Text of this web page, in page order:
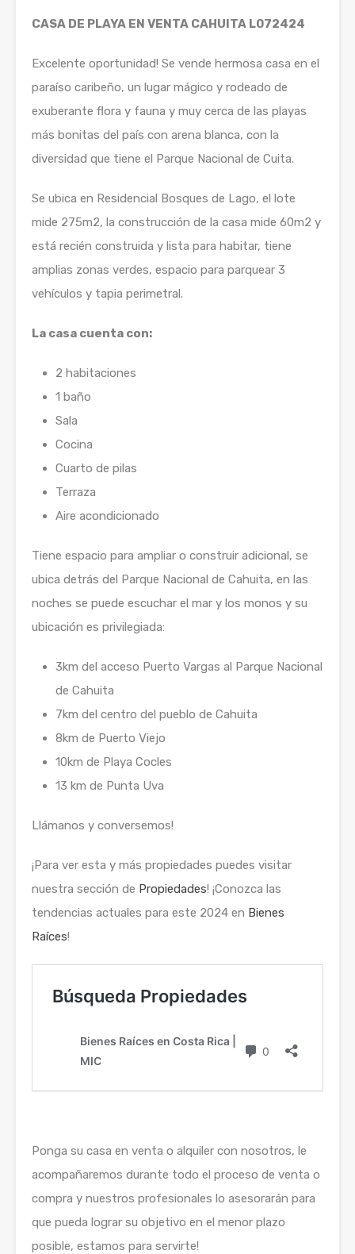
CASA DE PLAYA EN VENTA CAHUITA L072424
Excelente oportunidad! Se vende hermosa casa en el
paraíso caribeño, un lugar mágico y rodeado de
exuberante flora y fauna y muy cerca de las playas
más bonitas del país con arena blanca, con la
diversidad que tiene el Parque Nacional de Cuita.
Se ubica en Residencial Bosques de Lago, el lote
mide 275m2, la construcción de la casa mide 60m2 y
está recién construida y lista para habitar, tiene
amplias zonas verdes, espacio para parquear 3
vehículos y tapia perimetral.
La casa cuenta con:
2 habitaciones
1 baño
Sala
Cocina
Cuarto de pilas
Terraza
Aire acondicionado
Tiene espacio para ampliar o construir adicional, se
ubica detrás del Parque Nacional de Cahuita, en las
noches se puede escuchar el mar y los monos y su
ubicación es privilegiada:
3km del acceso Puerto Vargas al Parque Nacional
de Cahuita
7km del centro del pueblo de Cahuita
8km de Puerto Viejo
10km de Playa Cocles
13 km de Punta Uva
Llámanos y conversemos!
¡Para ver esta y más propiedades puedes visitar
nuestra sección de Propiedades! ¡Conozca las
tendencias actuales para este 2024 en Bienes
Raíces!
Ponga su casa en venta o alquiler con nosotros, le
acompañaremos durante todo el proceso de venta o
compra y nuestros profesionales lo asesorarán para
que pueda lograr su objetivo en el menor plazo
posible, estamos para servirte!